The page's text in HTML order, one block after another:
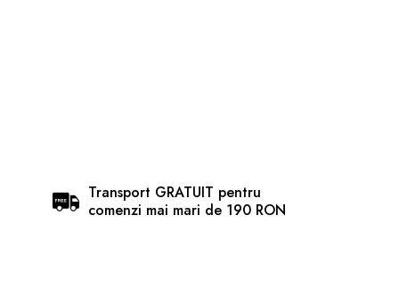
Transport GRATUIT pentru
comenzi mai mari de 190 RON